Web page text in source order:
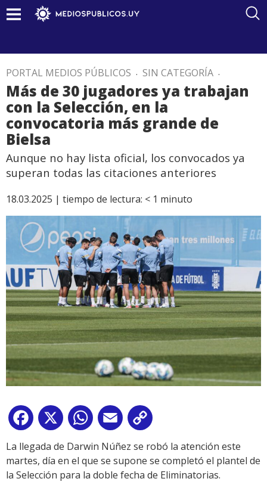
PORTAL MEDIOS PÚBLICOS . SIN CATEGORÍA .
Más de 30 jugadores ya trabajan
con la Selección, en la
convocatoria más grande de
Bielsa
Aunque no hay lista oficial, los convocados ya
superan todas las citaciones anteriores
18.03.2025 | tiempo de lectura: < 1 minuto
Facebook
X WhatsApp
Email
Link
La llegada de Darwin Núñez se robó la atención este
martes, día en el que se supone se completó el plantel de
la Selección para la doble fecha de Eliminatorias.